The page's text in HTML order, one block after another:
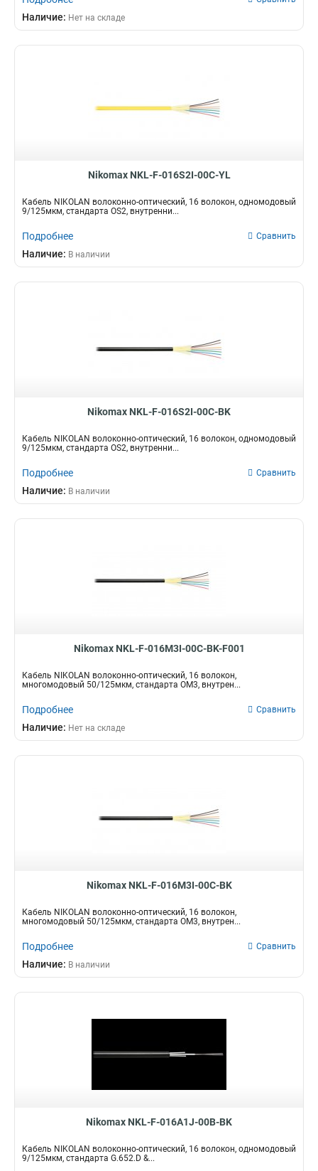
Наличие: Нет на складе
Nikomax NKL-F-016S2I-00C-YL
Кабель NIKOLAN волоконно-оптический, 16 волокон, одномодовый
9/125мкм, стандарта OS2, внутренни...
Подробнее Сравнить
Наличие: В наличии
Nikomax NKL-F-016S2I-00C-BK
Кабель NIKOLAN волоконно-оптический, 16 волокон, одномодовый
9/125мкм, стандарта OS2, внутренни...
Подробнее Сравнить
Наличие: В наличии
Nikomax NKL-F-016M3I-00C-BK-F001
Кабель NIKOLAN волоконно-оптический, 16 волокон,
многомодовый 50/125мкм, стандарта OM3, внутрен...
Подробнее Сравнить
Наличие: Нет на складе
Nikomax NKL-F-016M3I-00C-BK
Кабель NIKOLAN волоконно-оптический, 16 волокон,
многомодовый 50/125мкм, стандарта OM3, внутрен...
Подробнее Сравнить
Наличие: В наличии
Nikomax NKL-F-016A1J-00B-BK
Кабель NIKOLAN волоконно-оптический, 16 волокон, одномодовый
9/125мкм, стандарта G.652.D &...